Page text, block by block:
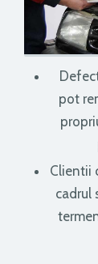
pot
Clientii
cadrul